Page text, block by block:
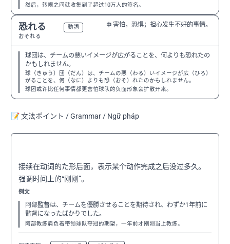
然后，转眼之间就收集到了超过10万人的签名。
恐れる
おそれる
動詞 中 害怕，恐惧；担心发生不好的事情。
球団は、チームの悪いイメージが広がることを、何よりも恐れたの
かもしれません。
球（きゅう）団（だん）は、チームの悪（わる）いイメージが広（ひろ）
がることを、何（なに）よりも恐（おそ）れたのかもしれません。
球团或许比任何事情都更害怕球队的负面形象会扩散开来。
📝 文法ポイント / Grammar / Ngữ pháp
接续在动词的た形后面，表示某个动作完成之后没过多久。
强调时间上的“刚刚”。
例文
阿部監督は、チームを優勝させることを期待され、わずか1年前に
監督になったばかりでした。
阿部教练肩负着带领球队夺冠的期望，一年前才刚刚当上教练。